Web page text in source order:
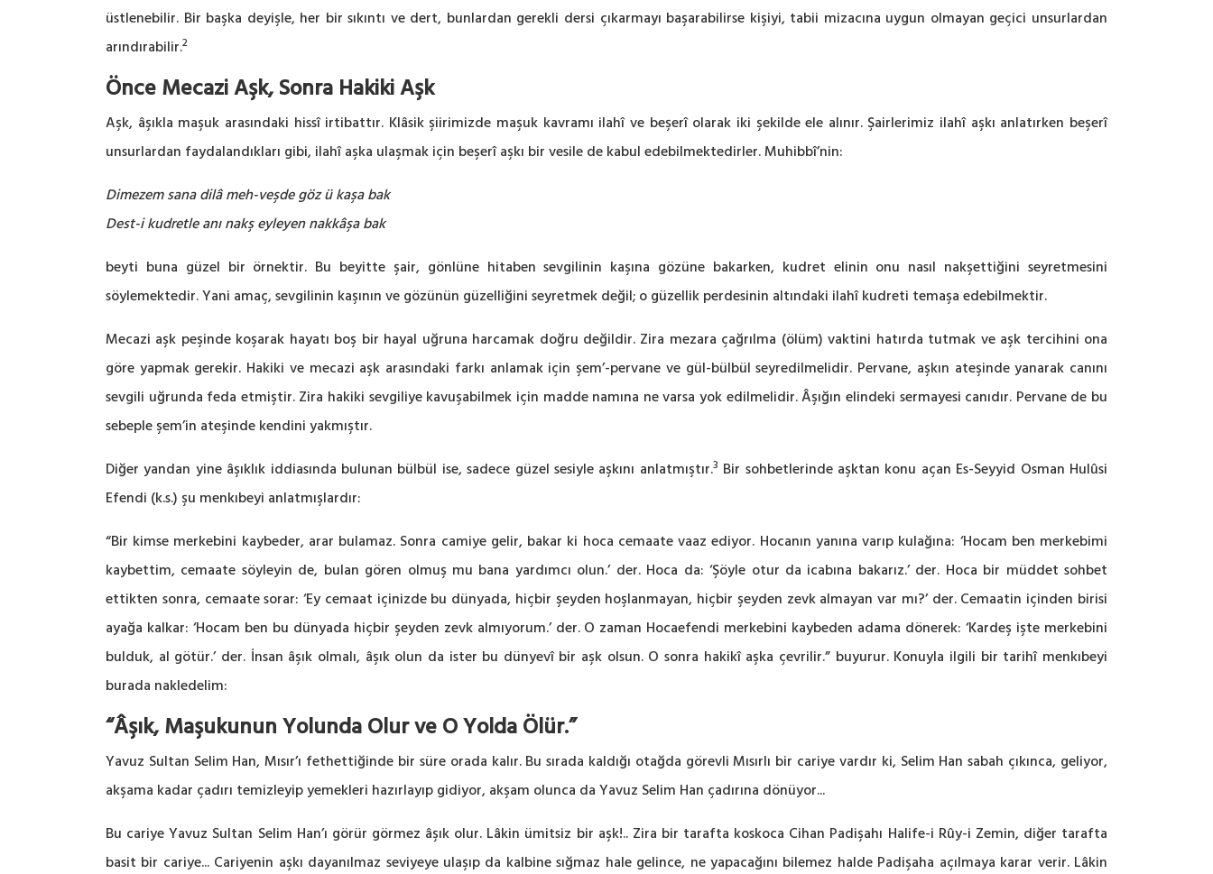
üstlenebilir. Bir başka deyişle, her bir sıkıntı ve dert, bunlardan gerekli dersi çıkarmayı başarabilirse kişiyi, tabii mizacına uygun olmayan geçici unsurlardan
arındırabilir.2
Önce Mecazi Aşk, Sonra Hakiki Aşk
Aşk, âşıkla maşuk arasındaki hissî irtibattır. Klâsik şiirimizde maşuk kavramı ilahî ve beşerî olarak iki şekilde ele alınır. Şairlerimiz ilahî aşkı anlatırken beşerî
unsurlardan faydalandıkları gibi, ilahî aşka ulaşmak için beşerî aşkı bir vesile de kabul edebilmektedirler. Muhibbî’nin:
Dimezem sana dilâ meh-veşde göz ü kaşa bak
Dest-i kudretle anı nakş eyleyen nakkâşa bak
beyti buna güzel bir örnektir. Bu beyitte şair, gönlüne hitaben sevgilinin kaşına gözüne bakarken, kudret elinin onu nasıl nakşettiğini seyretmesini
söylemektedir. Yani amaç, sevgilinin kaşının ve gözünün güzelliğini seyretmek değil; o güzellik perdesinin altındaki ilahî kudreti temaşa edebilmektir.
Mecazi aşk peşinde koşarak hayatı boş bir hayal uğruna harcamak doğru değildir. Zira mezara çağrılma (ölüm) vaktini hatırda tutmak ve aşk tercihini ona
göre yapmak gerekir. Hakiki ve mecazi aşk arasındaki farkı anlamak için şem’-pervane ve gül-bülbül seyredilmelidir. Pervane, aşkın ateşinde yanarak canını
sevgili uğrunda feda etmiştir. Zira hakiki sevgiliye kavuşabilmek için madde namına ne varsa yok edilmelidir. Âşığın elindeki sermayesi canıdır. Pervane de bu
sebeple şem’in ateşinde kendini yakmıştır.
Diğer yandan yine âşıklık iddiasında bulunan bülbül ise, sadece güzel sesiyle aşkını anlatmıştır.3 Bir sohbetlerinde aşktan konu açan Es-Seyyid Osman Hulûsi
Efendi (k.s.) şu menkıbeyi anlatmışlardır:
“Bir kimse merkebini kaybeder, arar bulamaz. Sonra camiye gelir, bakar ki hoca cemaate vaaz ediyor. Hocanın yanına varıp kulağına: ‘Hocam ben merkebimi
kaybettim, cemaate söyleyin de, bulan gören olmuş mu bana yardımcı olun.’ der. Hoca da: ‘Şöyle otur da icabına bakarız.’ der. Hoca bir müddet sohbet
ettikten sonra, cemaate sorar: ‘Ey cemaat içinizde bu dünyada, hiçbir şeyden hoşlanmayan, hiçbir şeyden zevk almayan var mı?’ der. Cemaatin içinden birisi
ayağa kalkar: ‘Hocam ben bu dünyada hiçbir şeyden zevk almıyorum.’ der. O zaman Hocaefendi merkebini kaybeden adama dönerek: ‘Kardeş işte merkebini
bulduk, al götür.’ der. İnsan âşık olmalı, âşık olun da ister bu dünyevî bir aşk olsun. O sonra hakikî aşka çevrilir.” buyurur. Konuyla ilgili bir tarihî menkıbeyi
burada nakledelim:
“Âşık, Maşukunun Yolunda Olur ve O Yolda Ölür.”
Yavuz Sultan Selim Han, Mısır’ı fethettiğinde bir süre orada kalır. Bu sırada kaldığı otağda görevli Mısırlı bir cariye vardır ki, Selim Han sabah çıkınca, geliyor,
akşama kadar çadırı temizleyip yemekleri hazırlayıp gidiyor, akşam olunca da Yavuz Selim Han çadırına dönüyor...
Bu cariye Yavuz Sultan Selim Han’ı görür görmez âşık olur. Lâkin ümitsiz bir aşk!.. Zira bir tarafta koskoca Cihan Padişahı Halife-i Rûy-i Zemin, diğer tarafta
basit bir cariye... Cariyenin aşkı dayanılmaz seviyeye ulaşıp da kalbine sığmaz hale gelince, ne yapacağını bilemez halde Padişaha açılmaya karar verir. Lâkin